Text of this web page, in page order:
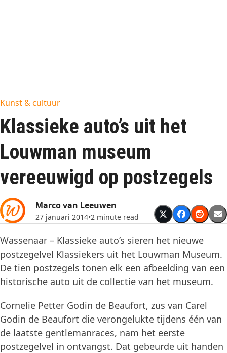
Kunst & cultuur
Klassieke auto’s uit het
Louwman museum
vereeuwigd op postzegels
Marco van Leeuwen
27 januari 2014•2 minute read
Wassenaar – Klassieke auto’s sieren het nieuwe
postzegelvel Klassiekers uit het Louwman Museum.
De tien postzegels tonen elk een afbeelding van een
historische auto uit de collectie van het museum.
Cornelie Petter Godin de Beaufort, zus van Carel
Godin de Beaufort die verongelukte tijdens één van
de laatste gentlemanraces, nam het eerste
postzegelvel in ontvangst. Dat gebeurde uit handen